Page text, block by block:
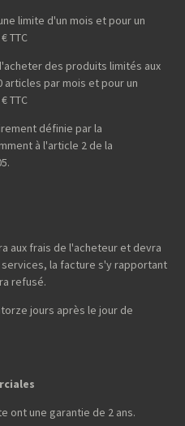
limite d'un mois et pour un
TTC
des produits limités aux
par mois et pour un
TTC
définie par la
à l'article 2 de la
aux frais de l'acheteur et devra
la facture s'y rapportant
refusé.
jours après le jour de
ont une garantie de 2 ans.